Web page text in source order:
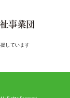
しています